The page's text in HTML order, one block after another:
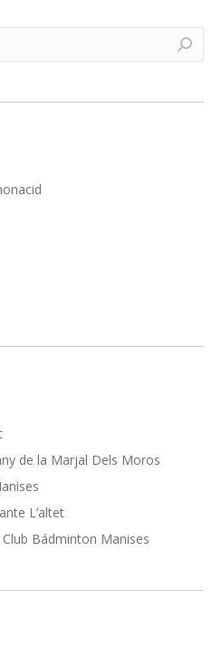
de la Marjal Dels Moros
L’altet
Club Bádminton Manises